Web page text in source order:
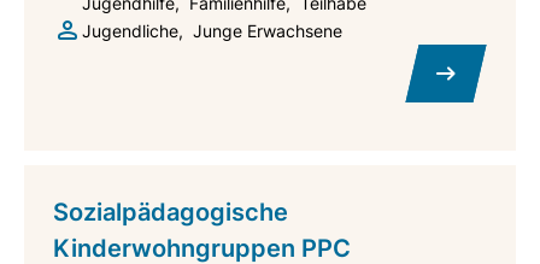
Jugendliche
Junge Erwachsene
Sozialpädagogische
Kinderwohngruppen PPC